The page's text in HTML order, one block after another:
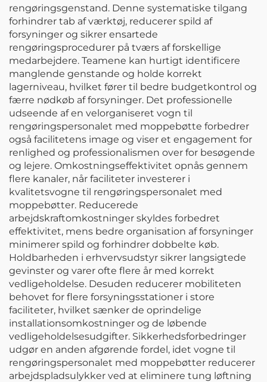
rengøringsgenstand. Denne systematiske tilgang
forhindrer tab af værktøj, reducerer spild af
forsyninger og sikrer ensartede
rengøringsprocedurer på tværs af forskellige
medarbejdere. Teamene kan hurtigt identificere
manglende genstande og holde korrekt
lagerniveau, hvilket fører til bedre budgetkontrol og
færre nødkøb af forsyninger. Det professionelle
udseende af en velorganiseret vogn til
rengøringspersonalet med moppebøtte forbedrer
også facilitetens image og viser et engagement for
renlighed og professionalismen over for besøgende
og lejere. Omkostningseffektivitet opnås gennem
flere kanaler, når faciliteter investerer i
kvalitetsvogne til rengøringspersonalet med
moppebøtter. Reducerede
arbejdskraftomkostninger skyldes forbedret
effektivitet, mens bedre organisation af forsyninger
minimerer spild og forhindrer dobbelte køb.
Holdbarheden i erhvervsudstyr sikrer langsigtede
gevinster og varer ofte flere år med korrekt
vedligeholdelse. Desuden reducerer mobiliteten
behovet for flere forsyningsstationer i store
faciliteter, hvilket sænker de oprindelige
installationsomkostninger og de løbende
vedligeholdelsesudgifter. Sikkerhedsforbedringer
udgør en anden afgørende fordel, idet vogne til
rengøringspersonalet med moppebøtter reducerer
arbejdspladsulykker ved at eliminere tung løftning